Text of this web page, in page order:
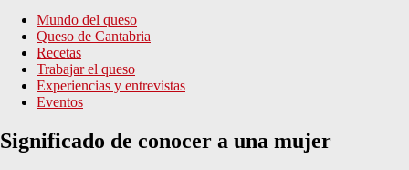
Mundo del queso
Queso de Cantabria
Recetas
Trabajar el queso
Experiencias y entrevistas
Eventos
Significado de conocer a una mujer